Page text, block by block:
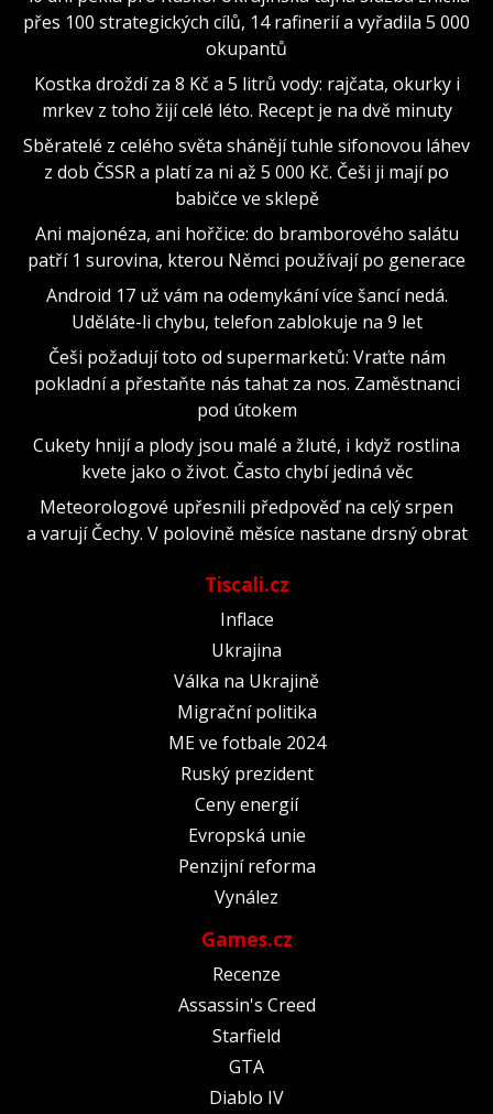
přes 100 strategických cílů, 14 rafinerií a vyřadila 5 000
okupantů
Kostka droždí za 8 Kč a 5 litrů vody: rajčata, okurky i
mrkev z toho žijí celé léto. Recept je na dvě minuty
Sběratelé z celého světa shánějí tuhle sifonovou láhev
z dob ČSSR a platí za ni až 5 000 Kč. Češi ji mají po
babičce ve sklepě
Ani majonéza, ani hořčice: do bramborového salátu
patří 1 surovina, kterou Němci používají po generace
Android 17 už vám na odemykání více šancí nedá.
Uděláte-li chybu, telefon zablokuje na 9 let
Češi požadují toto od supermarketů: Vraťte nám
pokladní a přestaňte nás tahat za nos. Zaměstnanci
pod útokem
Cukety hnijí a plody jsou malé a žluté, i když rostlina
kvete jako o život. Často chybí jediná věc
Meteorologové upřesnili předpověď na celý srpen
a varují Čechy. V polovině měsíce nastane drsný obrat
Tiscali.cz
Inflace
Ukrajina
Válka na Ukrajině
Migrační politika
ME ve fotbale 2024
Ruský prezident
Ceny energií
Evropská unie
Penzijní reforma
Vynález
Games.cz
Recenze
Assassin's Creed
Starfield
GTA
Diablo IV